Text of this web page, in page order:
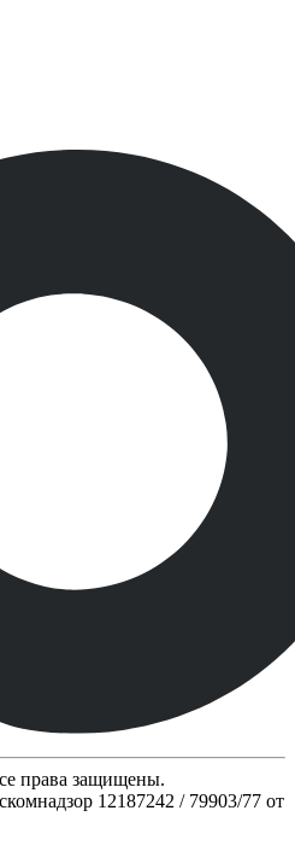
права защищены.
12187242 / 79903/77 от